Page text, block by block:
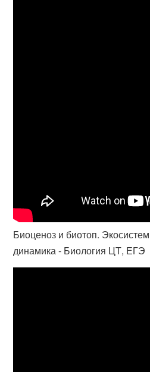
Биоценоз и биотоп.
динамика - Биология ЦТ, ЕГЭ